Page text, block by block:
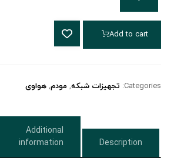
Add to cart
Categories: تجهیزات شبکه,مودم,هواوی
Description
Additional
information